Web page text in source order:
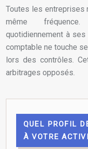
Toutes les entreprises
même
quotidiennement à
comptable ne touche
lors des contrôles.
arbitrages opposés.
QUEL PROFIL
À VOTRE